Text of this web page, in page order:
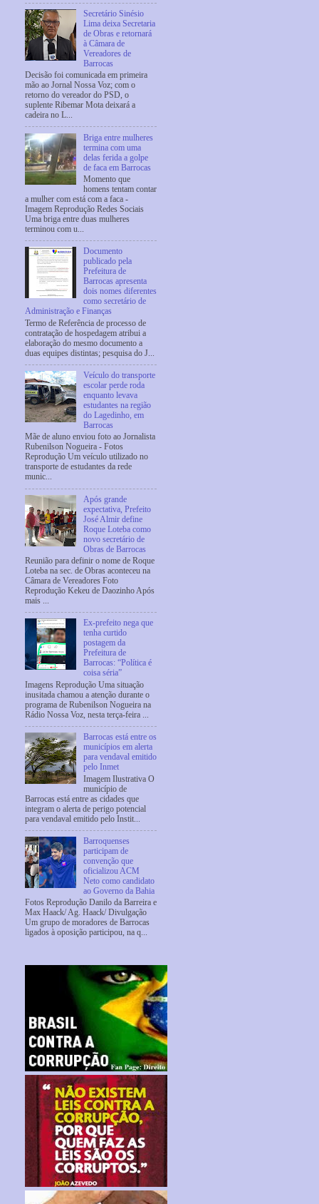
Secretário Sinésio
Lima deixa Secretaria
de Obras e retornará
à Câmara de
Vereadores de
Barrocas
Decisão foi comunicada em primeira
mão ao Jornal Nossa Voz; com o
retorno do vereador do PSD, o
suplente Ribemar Mota deixará a
cadeira no L...
Briga entre mulheres
termina com uma
delas ferida a golpe
de faca em Barrocas
Momento que
homens tentam contar
a mulher com está com a faca -
Imagem Reprodução Redes Sociais
Uma briga entre duas mulheres
terminou com u...
Documento
publicado pela
Prefeitura de
Barrocas apresenta
dois nomes diferentes
como secretário de
Administração e Finanças
Termo de Referência de processo de
contratação de hospedagem atribui a
elaboração do mesmo documento a
duas equipes distintas; pesquisa do J...
Veículo do transporte
escolar perde roda
enquanto levava
estudantes na região
do Lagedinho, em
Barrocas
Mãe de aluno enviou foto ao Jornalista
Rubenilson Nogueira - Fotos
Reprodução Um veículo utilizado no
transporte de estudantes da rede
munic...
Após grande
expectativa, Prefeito
José Almir define
Roque Loteba como
novo secretário de
Obras de Barrocas
Reunião para definir o nome de Roque
Loteba na sec. de Obras aconteceu na
Câmara de Vereadores Foto
Reprodução Kekeu de Daozinho Após
mais ...
Ex-prefeito nega que
tenha curtido
postagem da
Prefeitura de
Barrocas: “Política é
coisa séria”
Imagens Reprodução Uma situação
inusitada chamou a atenção durante o
programa de Rubenilson Nogueira na
Rádio Nossa Voz, nesta terça-feira ...
Barrocas está entre os
municípios em alerta
para vendaval emitido
pelo Inmet
Imagem Ilustrativa O
município de
Barrocas está entre as cidades que
integram o alerta de perigo potencial
para vendaval emitido pelo Instit...
Barroquenses
participam de
convenção que
oficializou ACM
Neto como candidato
ao Governo da Bahia
Fotos Reprodução Danilo da Barreira e
Max Haack/ Ag. Haack/ Divulgação
Um grupo de moradores de Barrocas
ligados à oposição participou, na q...